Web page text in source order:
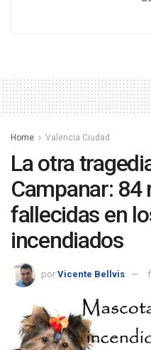
Home Valencia Ciudad
La otra
Campanar: 84
fallecidas en
incendiados
por Vicente Bellvis